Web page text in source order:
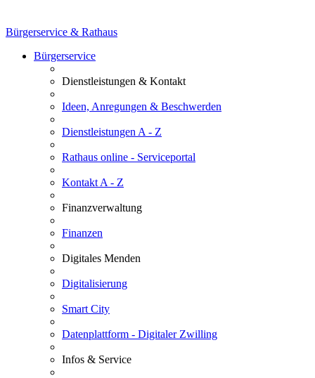
Bürgerservice & Rathaus
Bürgerservice
Dienstleistungen & Kontakt
Ideen, Anregungen & Beschwerden
Dienstleistungen A - Z
Rathaus online - Serviceportal
Kontakt A - Z
Finanzverwaltung
Finanzen
Digitales Menden
Digitalisierung
Smart City
Datenplattform - Digitaler Zwilling
Infos & Service